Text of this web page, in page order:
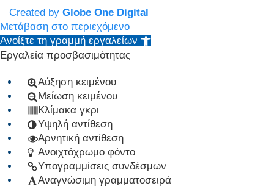
Created by Globe One Digital
Μετάβαση στο περιεχόμενο
Ανοίξτε τη γραμμή εργαλείων
Εργαλεία προσβασιμότητας
Αύξηση κειμένου
Μείωση κειμένου
Κλίμακα γκρι
Υψηλή αντίθεση
Αρνητική αντίθεση
Ανοιχτόχρωμο φόντο
Υπογραμμίσεις συνδέσμων
Αναγνώσιμη γραμματοσειρά